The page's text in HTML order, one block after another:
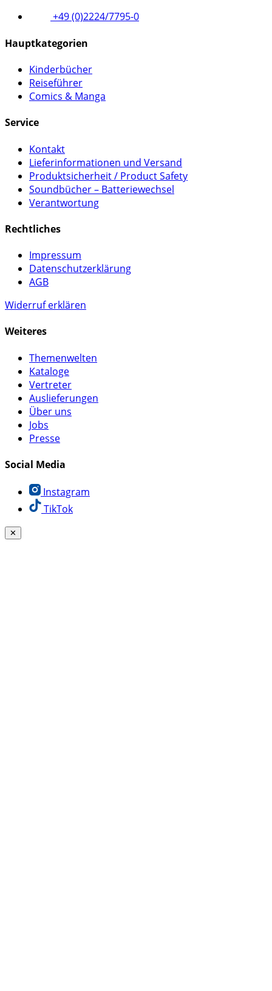
+49 (0)2224/7795-0
Hauptkategorien
Kinderbücher
Reiseführer
Comics & Manga
Service
Kontakt
Lieferinformationen und Versand
Produktsicherheit / Product Safety
Soundbücher – Batteriewechsel
Verantwortung
Rechtliches
Impressum
Datenschutzerklärung
AGB
Widerruf erklären
Weiteres
Themenwelten
Kataloge
Vertreter
Auslieferungen
Über uns
Jobs
Presse
Social Media
Instagram
TikTok
✕